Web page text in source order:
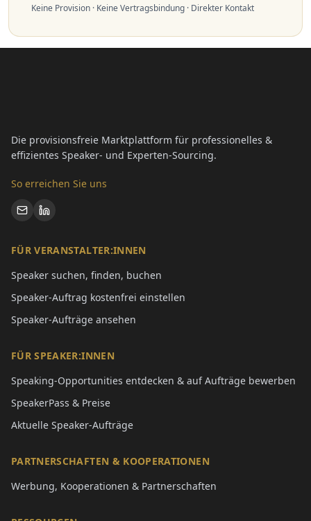
Keine Provision · Keine Vertragsbindung · Direkter Kontakt
Die provisionsfreie Marktplattform für professionelles &
effizientes Speaker- und Experten-Sourcing.
So erreichen Sie uns
FÜR VERANSTALTER:INNEN
Speaker suchen, finden, buchen
Speaker-Auftrag kostenfrei einstellen
Speaker-Aufträge ansehen
FÜR SPEAKER:INNEN
Speaking-Opportunities entdecken & auf Aufträge bewerben
SpeakerPass & Preise
Aktuelle Speaker-Aufträge
PARTNERSCHAFTEN & KOOPERATIONEN
Werbung, Kooperationen & Partnerschaften